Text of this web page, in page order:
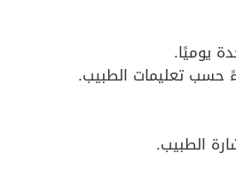
يوميًا.
حسب تعليمات الطبيب.
الطبيب.